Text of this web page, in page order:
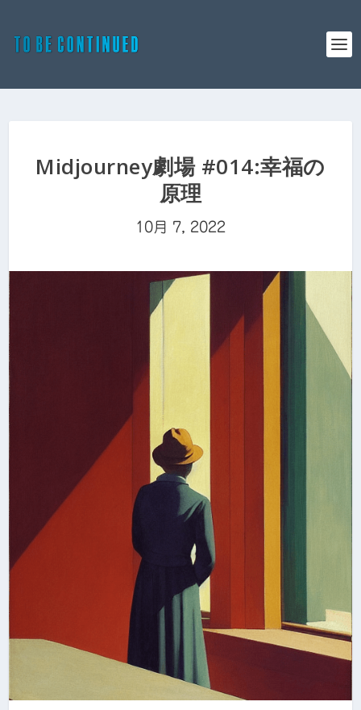
Midjourney劇場 #014:幸福の
原理
10月 7, 2022